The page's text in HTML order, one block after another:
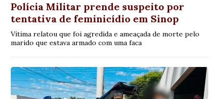
Polícia Militar prende suspeito por
tentativa de feminicídio em Sinop
Vítima relatou que foi agredida e ameaçada de morte pelo
marido que estava armado com uma faca